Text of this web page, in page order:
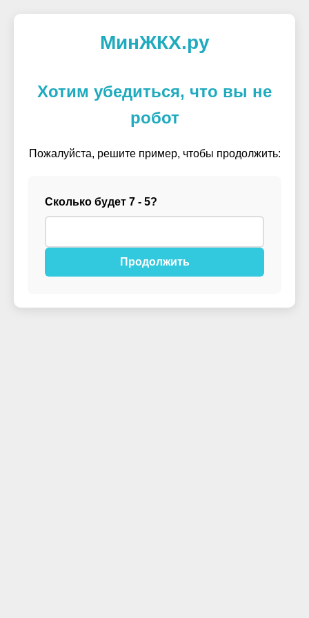
МинЖКХ.ру
Хотим убедиться, что вы не
робот
Пожалуйста, решите пример, чтобы продолжить:
Сколько будет 7 - 5?
Продолжить